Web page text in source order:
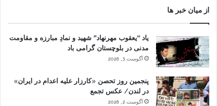
از میان خبر ها
یاد “یعقوب مهرنهاد” شهید و نمادِ مبارزه و مقاومت
مدنی در بلوچستان گرامی باد
آگوست 3, 2026
پنجمین روز تحصن «کارزار علیه اعدام در ایران»
در لندن/ عکس تجمع
آگوست 2, 2026